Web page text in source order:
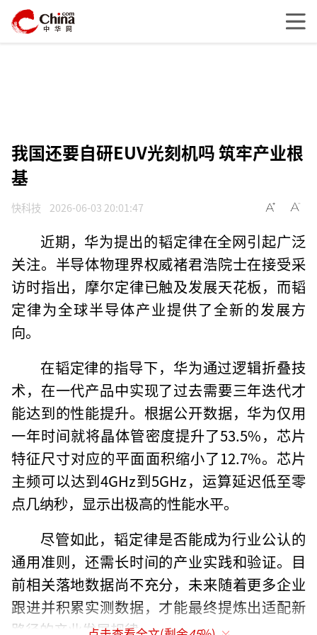
我国还要自研EUV光刻机吗 筑牢产业根
基
快科技 2026-06-03 20:01:47
近期，华为提出的韬定律在全网引起广泛
关注。半导体物理界权威褚君浩院士在接受采
访时指出，摩尔定律已触及发展天花板，而韬
定律为全球半导体产业提供了全新的发展方
向。
在韬定律的指导下，华为通过逻辑折叠技
术，在一代产品中实现了过去需要三年迭代才
能达到的性能提升。根据公开数据，华为仅用
一年时间就将晶体管密度提升了53.5%，芯片
特征尺寸对应的平面面积缩小了12.7%。芯片
主频可以达到4GHz到5GHz，运算延迟低至零
点几纳秒，显示出极高的性能水平。
尽管如此，韬定律是否能成为行业公认的
通用准则，还需长时间的产业实践和验证。目
前相关落地数据尚不充分，未来随着更多企业
跟进并积累实测数据，才能最终提炼出适配新
路径的产业发展规律。